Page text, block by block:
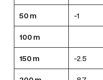
50 m -1
100 m
150 m -2.5